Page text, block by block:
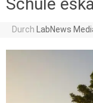
Durch LabNews